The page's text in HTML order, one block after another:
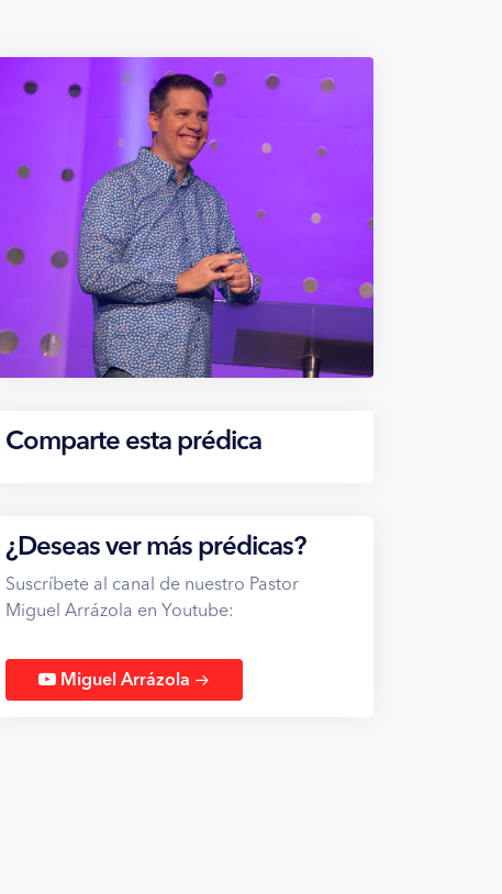
Comparte esta prédica
¿Deseas ver más prédicas?
Suscríbete al canal de nuestro Pastor
Miguel Arrázola en Youtube:
Miguel Arrázola →